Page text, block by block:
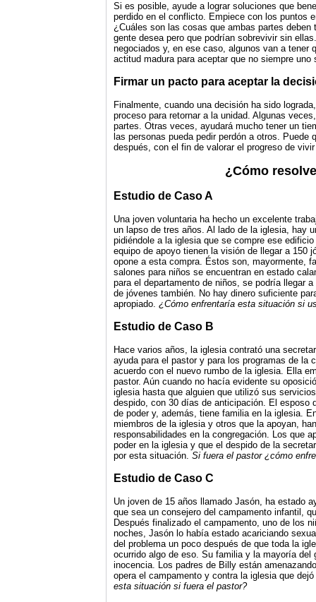
Si es posible, ayude a lograr soluciones que
perdido en el conflicto. Empiece con los puntos
¿Cuáles son las cosas que ambas partes
gente desea pero que podrían sobrevivir sin
negociados y, en ese caso, algunos van a tener
actitud madura para aceptar que no siempre
Firmar un pacto para aceptar la
Finalmente, cuando una decisión ha sido
proceso para retornar a la unidad. Algunas
partes. Otras veces, ayudará mucho tener un
las personas pueda pedir perdón a otros.
después, con el fin de valorar el progreso de
¿Cómo
Estudio de Caso A
Una joven voluntaria ha hecho un excelente
un lapso de tres años. Al lado de la iglesia, hay
pidiéndole a la iglesia que se compre ese
equipo de apoyo tienen la visión de llegar a 150
opone a esta compra. Éstos son, mayormente,
salones para niños se encuentran en estado
para el departamento de niños, se podría llegar
de jóvenes también. No hay dinero suficiente
apropiado. ¿Cómo enfrentaría esta situación si
Estudio de Caso B
Hace varios años, la iglesia contrató una
ayuda para el pastor y para los programas de la
acuerdo con el nuevo rumbo de la iglesia. Ella
pastor. Aún cuando no hacía evidente su
iglesia hasta que alguien que utilizó sus
despido, con 30 días de anticipación. El esposo
de poder y, además, tiene familia en la iglesia.
miembros de la iglesia y otros que la apoyan,
responsabilidades en la congregación. Los que
poder en la iglesia y que el despido de la
por esta situación. Si fuera el pastor ¿cómo
Estudio de Caso C
Un joven de 15 años llamado Jasón, ha estado
que sea un consejero del campamento infantil,
Después finalizado el campamento, uno de los
noches, Jasón lo había estado acariciando
del problema un poco después de que toda la
ocurrido algo de eso. Su familia y la mayoría
inocencia. Los padres de Billy están
opera el campamento y contra la iglesia que
esta situación si fuera el pastor?